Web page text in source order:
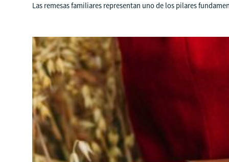
Las remesas familiares representan uno de los pilares